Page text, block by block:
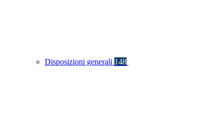
Disposizioni generali 148